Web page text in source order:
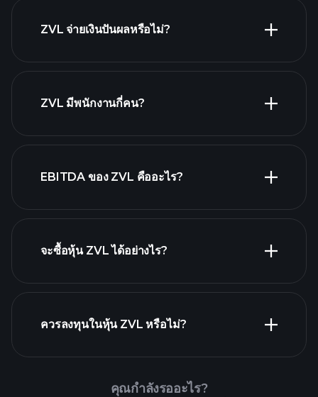
รายงาน
ZVL จ่ายเงินปันผลหรือไม่?
ZVL มีพนักงานกี่คน?
EBITDA ของ ZVL คืออะไร?
รายงานทางการเงิน ZVL
จะซื้อหุ้น ZVL ได้อย่างไร?
Tournaments
โบรกเกอร์ที่แนะนำ
ควรลงทุนในหุ้น ZVL หรือไม่?
คุณกำลังรออะไร?